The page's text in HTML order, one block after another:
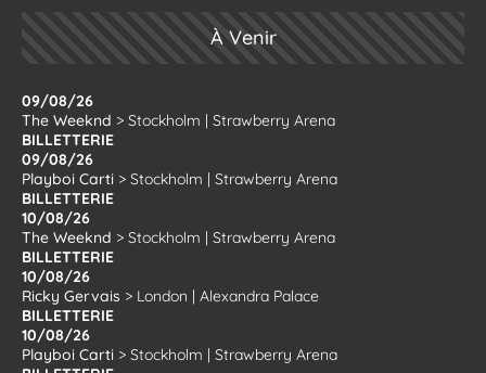
À Venir
09/08/26
The Weeknd > Stockholm | Strawberry Arena
BILLETTERIE
09/08/26
Playboi Carti > Stockholm | Strawberry Arena
BILLETTERIE
10/08/26
The Weeknd > Stockholm | Strawberry Arena
BILLETTERIE
10/08/26
Ricky Gervais > London | Alexandra Palace
BILLETTERIE
10/08/26
Playboi Carti > Stockholm | Strawberry Arena